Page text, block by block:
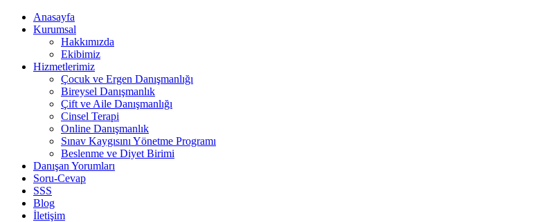
Anasayfa
Kurumsal
Hakkımızda
Ekibimiz
Hizmetlerimiz
Çocuk ve Ergen Danışmanlığı
Bireysel Danışmanlık
Çift ve Aile Danışmanlığı
Cinsel Terapi
Online Danışmanlık
Sınav Kaygısını Yönetme Programı
Beslenme ve Diyet Birimi
Danışan Yorumları
Soru-Cevap
SSS
Blog
İletişim